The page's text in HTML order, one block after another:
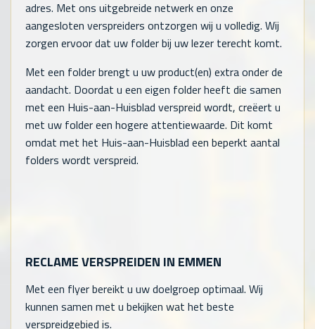
adres. Met ons uitgebreide netwerk en onze
aangesloten verspreiders ontzorgen wij u volledig. Wij
zorgen ervoor dat uw folder bij uw lezer terecht komt.
Met een folder brengt u uw product(en) extra onder de
aandacht. Doordat u een eigen folder heeft die samen
met een Huis-aan-Huisblad verspreid wordt, creëert u
met uw folder een hogere attentiewaarde. Dit komt
omdat met het Huis-aan-Huisblad een beperkt aantal
folders wordt verspreid.
RECLAME VERSPREIDEN IN EMMEN
Met een flyer bereikt u uw doelgroep optimaal. Wij
kunnen samen met u bekijken wat het beste
verspreidgebied is.